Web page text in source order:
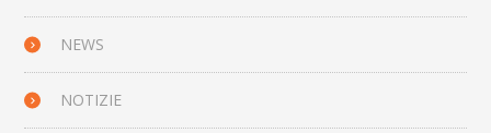
NEWS
NOTIZIE